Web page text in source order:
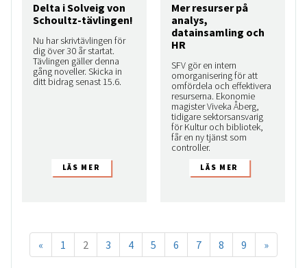
Delta i Solveig von
Schoultz-tävlingen!
Nu har skrivtävlingen för
dig över 30 år startat.
Tävlingen gäller denna
gång noveller. Skicka in
ditt bidrag senast 15.6.
Mer resurser på
analys,
datainsamling och
HR
SFV gör en intern
omorganisering för att
omfördela och effektivera
resurserna. Ekonomie
magister Viveka Åberg,
tidigare sektorsansvarig
för Kultur och bibliotek,
får en ny tjänst som
controller.
« 1 2 3 4 5 6 7 8 9 »